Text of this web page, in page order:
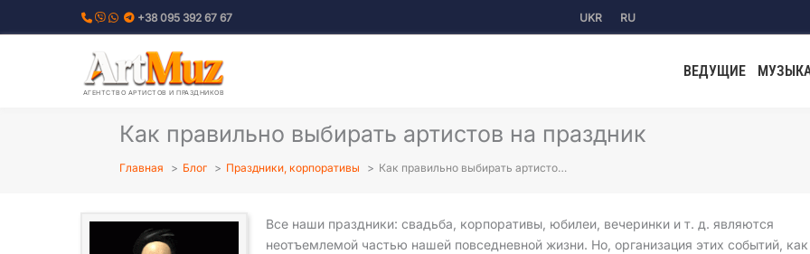
к
+38 095 392 67 67 UKR RU
АГЕНТСТВО АРТИСТОВ И ПРАЗДНИКОВ
ВЕДУЩИЕ
Как правильно выбирать артистов на праздник
Главная Блог Праздники, корпоративы Как правильно выбирать артисто…
Все наши праздники: свадьба, корпоративы, юбилеи, вечеринки и т. д. являются
неотъемлемой частью нашей повседневной жизни. Но, организация этих событий, как